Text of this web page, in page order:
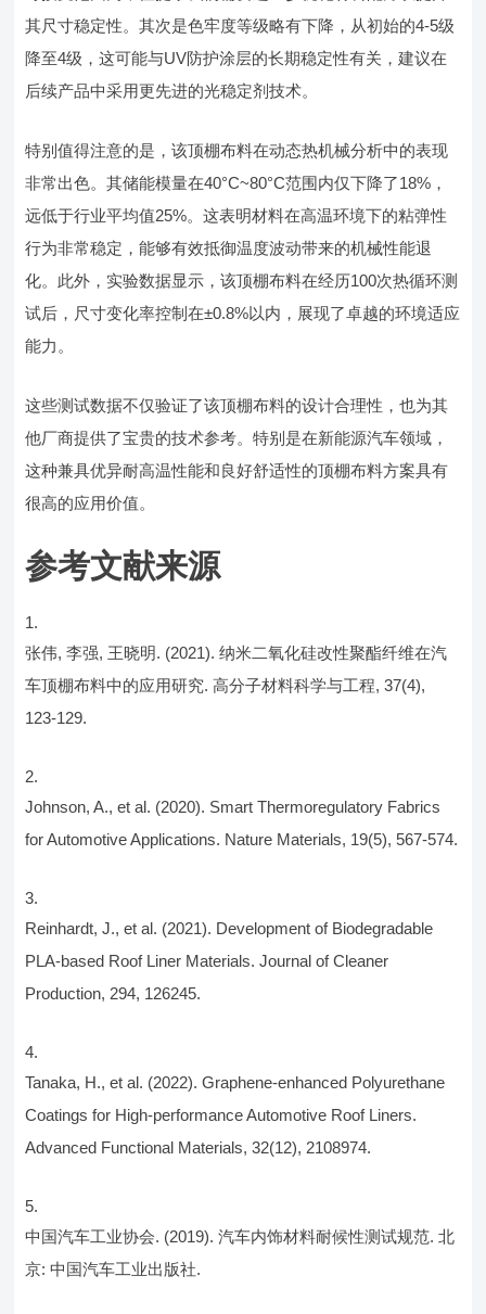
其尺寸稳定性。其次是色牢度等级略有下降，从初始的4-5级
降至4级，这可能与UV防护涂层的长期稳定性有关，建议在
后续产品中采用更先进的光稳定剂技术。
特别值得注意的是，该顶棚布料在动态热机械分析中的表现
非常出色。其储能模量在40°C~80°C范围内仅下降了18%，
远低于行业平均值25%。这表明材料在高温环境下的粘弹性
行为非常稳定，能够有效抵御温度波动带来的机械性能退
化。此外，实验数据显示，该顶棚布料在经历100次热循环测
试后，尺寸变化率控制在±0.8%以内，展现了卓越的环境适应
能力。
这些测试数据不仅验证了该顶棚布料的设计合理性，也为其
他厂商提供了宝贵的技术参考。特别是在新能源汽车领域，
这种兼具优异耐高温性能和良好舒适性的顶棚布料方案具有
很高的应用价值。
参考文献来源
张伟, 李强, 王晓明. (2021). 纳米二氧化硅改性聚酯纤维在汽
车顶棚布料中的应用研究. 高分子材料科学与工程, 37(4),
123-129.
Johnson, A., et al. (2020). Smart Thermoregulatory Fabrics
for Automotive Applications. Nature Materials, 19(5), 567-574.
Reinhardt, J., et al. (2021). Development of Biodegradable
PLA-based Roof Liner Materials. Journal of Cleaner
Production, 294, 126245.
Tanaka, H., et al. (2022). Graphene-enhanced Polyurethane
Coatings for High-performance Automotive Roof Liners.
Advanced Functional Materials, 32(12), 2108974.
中国汽车工业协会. (2019). 汽车内饰材料耐候性测试规范. 北
京: 中国汽车工业出版社.